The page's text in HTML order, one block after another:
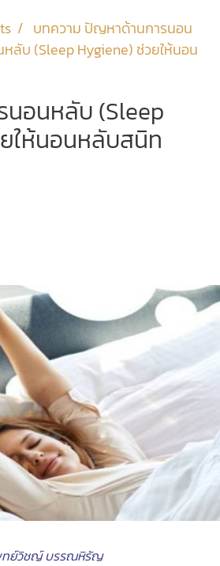
บทความ ปัญหาด้านการนอน
ลับ (Sleep Hygiene) ช่วยให้นอน
นอนหลับ (Sleep
ให้นอนหลับสนิท
ทย์วิชญ์ บรรณหิรัญ